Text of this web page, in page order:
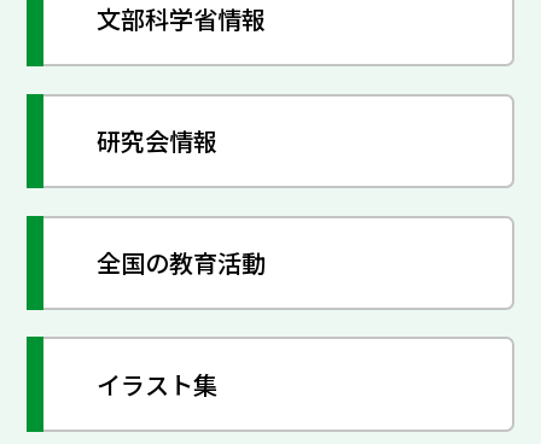
文部科学省情報
研究会情報
全国の教育活動
イラスト集